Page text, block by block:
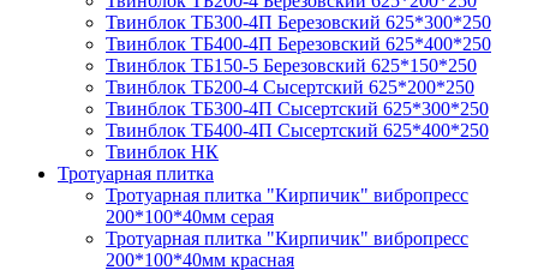
Твинблок ТБ300-4П Березовский 625*300*250
Твинблок ТБ400-4П Березовский 625*400*250
Твинблок ТБ150-5 Березовский 625*150*250
Твинблок ТБ200-4 Сысертский 625*200*250
Твинблок ТБ300-4П Сысертский 625*300*250
Твинблок ТБ400-4П Сысертский 625*400*250
Твинблок НК
Тротуарная плитка
Тротуарная плитка "Кирпичик" вибропресс
200*100*40мм серая
Тротуарная плитка "Кирпичик" вибропресс
200*100*40мм красная